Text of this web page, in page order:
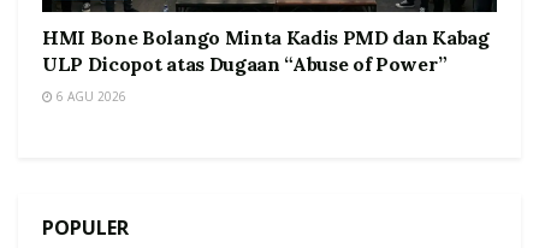
HMI Bone Bolango Minta Kadis PMD dan Kabag
ULP Dicopot atas Dugaan “Abuse of Power”
6 AGU 2026
POPULER